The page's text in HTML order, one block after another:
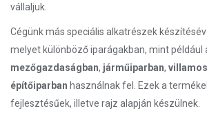
vállaljuk.
Cégünk más speciális alkatrészek
melyet különböző iparágakban, mint például
mezőgazdaságban, járműiparban,
építőiparban használnak fel. Ezek a
fejlesztésűek, illetve rajz alapján készülnek.